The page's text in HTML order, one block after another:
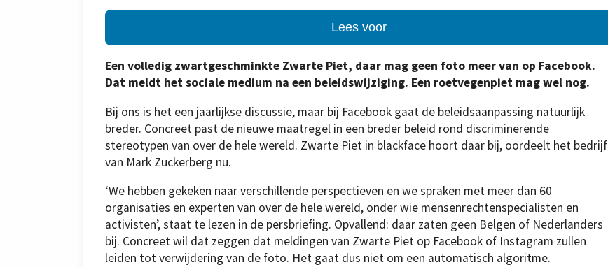
Lees voor
Een volledig zwartgeschminkte Zwarte Piet, daar mag geen foto meer van op Facebook.
Dat meldt het sociale medium na een beleidswijziging. Een roetvegenpiet mag wel nog.
Bij ons is het een jaarlijkse discussie, maar bij Facebook gaat de beleidsaanpassing natuurlijk
breder. Concreet past de nieuwe maatregel in een breder beleid rond discriminerende
stereotypen van over de hele wereld. Zwarte Piet in blackface hoort daar bij, oordeelt het bedrijf
van Mark Zuckerberg nu.
‘We hebben gekeken naar verschillende perspectieven en we spraken met meer dan 60
organisaties en experten van over de hele wereld, onder wie mensenrechtenspecialisten en
activisten’, staat te lezen in de persbriefing. Opvallend: daar zaten geen Belgen of Nederlanders
bij. Concreet wil dat zeggen dat meldingen van Zwarte Piet op Facebook of Instagram zullen
leiden tot verwijdering van de foto. Het gaat dus niet om een automatisch algoritme.